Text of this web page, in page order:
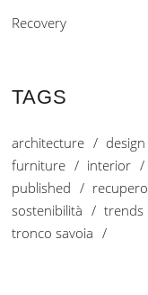
Recovery
TAGS
architecture design
furniture
interior
published
recupero
sostenibilità
trends
tronco savoia